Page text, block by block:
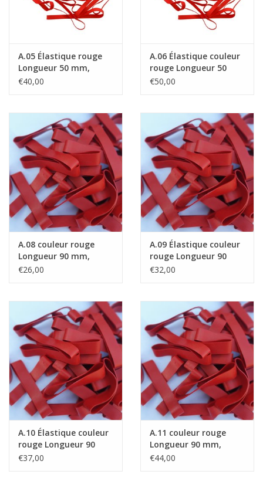
A.05 Élastique rouge
Longueur 50 mm,
Largeur 10 mm
€40,00
A.06 Élastique couleur
rouge Longueur 50
mm, Largeur 15 mm
€50,00
A.08 couleur rouge
Longueur 90 mm,
Largeur 2 mm
€26,00
A.09 Élastique couleur
rouge Longueur 90
mm, Largeur 4 mm
€32,00
A.10 Élastique couleur
rouge Longueur 90
mm, Largeur 6 mm
€37,00
A.11 couleur rouge
Longueur 90 mm,
Largeur 8 mm
€44,00